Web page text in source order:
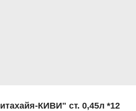
КИВИ" ст. 0,45л *12